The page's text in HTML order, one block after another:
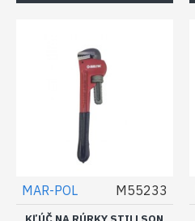
MAR-POL M55233